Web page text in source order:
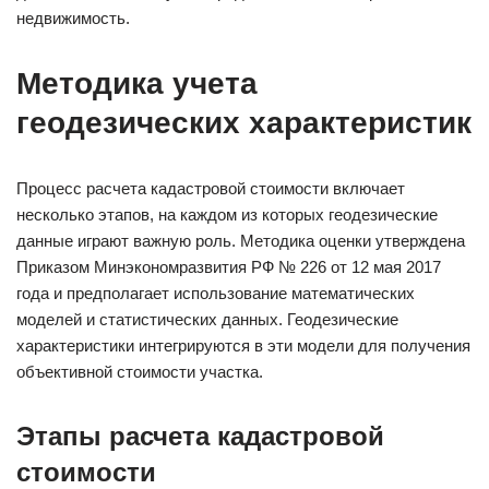
недвижимость.
Методика учета
геодезических характеристик
Процесс расчета кадастровой стоимости включает
несколько этапов, на каждом из которых геодезические
данные играют важную роль. Методика оценки утверждена
Приказом Минэкономразвития РФ № 226 от 12 мая 2017
года и предполагает использование математических
моделей и статистических данных. Геодезические
характеристики интегрируются в эти модели для получения
объективной стоимости участка.
Этапы расчета кадастровой
стоимости